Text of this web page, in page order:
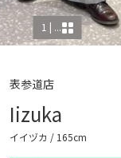
1 | ...
表参道店
Iizuka
イイヅカ / 165cm